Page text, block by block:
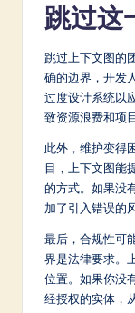
跳过这
跳过上下文图的
确的边界，开发
过度设计系统以
致资源浪费和项
此外，维护变得
目，上下文图能
的方式。如果没
加了引入错误的
最后，合规性可
界是法律要求。
位置。如果你没
经授权的实体，